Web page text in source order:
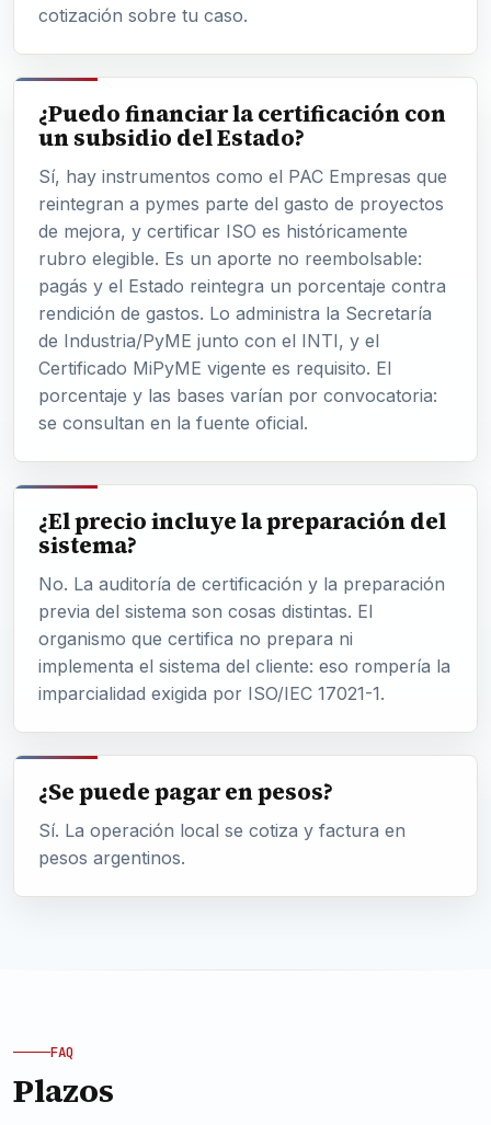
cotización sobre tu caso.
¿Puedo financiar la certificación con
un subsidio del Estado?
Sí, hay instrumentos como el PAC Empresas que
reintegran a pymes parte del gasto de proyectos
de mejora, y certificar ISO es históricamente
rubro elegible. Es un aporte no reembolsable:
pagás y el Estado reintegra un porcentaje contra
rendición de gastos. Lo administra la Secretaría
de Industria/PyME junto con el INTI, y el
Certificado MiPyME vigente es requisito. El
porcentaje y las bases varían por convocatoria:
se consultan en la fuente oficial.
¿El precio incluye la preparación del
sistema?
No. La auditoría de certificación y la preparación
previa del sistema son cosas distintas. El
organismo que certifica no prepara ni
implementa el sistema del cliente: eso rompería la
imparcialidad exigida por ISO/IEC 17021-1.
¿Se puede pagar en pesos?
Sí. La operación local se cotiza y factura en
pesos argentinos.
FAQ
Plazos